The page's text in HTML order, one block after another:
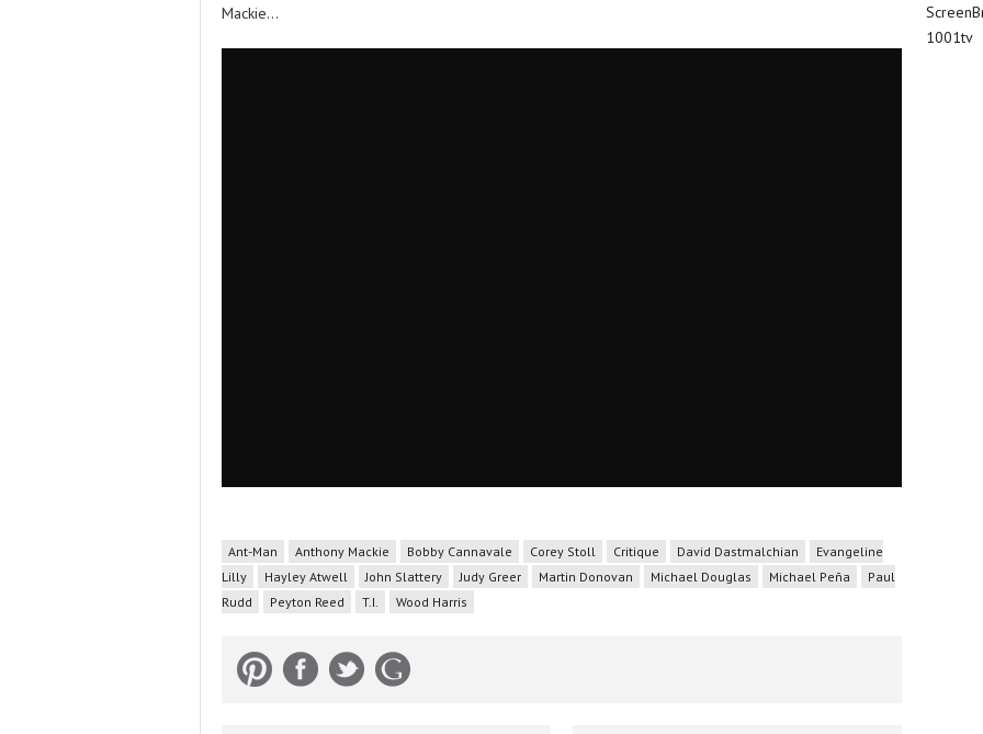
Mackie…
Ant-Man Anthony Mackie Bobby Cannavale Corey Stoll Critique David Dastmalchian
Evangeline
Lilly
Hayley Atwell John Slattery Judy Greer Martin Donovan Michael Douglas Michael Peña
Paul
Rudd
Peyton Reed T.I. Wood Harris
1001tv